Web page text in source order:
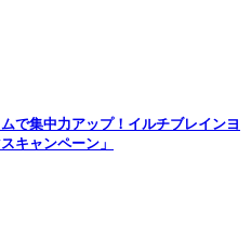
で集中力アップ！イルチブレインヨ
キャンペーン」